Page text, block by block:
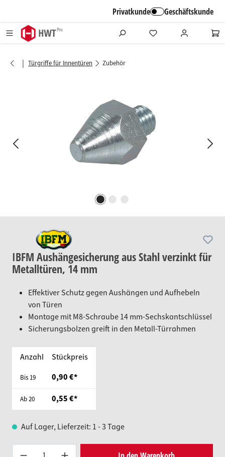
Privatkunde Geschäftskunde
| Türgriffe für Innentüren Zubehör
IBFM Aushängesicherung aus Stahl verzinkt für
Metalltüren, 14 mm
Effektiver Schutz gegen Aushängen und Aufhebeln
von Türen
Montage mit M8-Schraube 14 mm-Sechskantschlüssel
Sicherungsbolzen greift in den Metall-Türrahmen
Anzahl Stückpreis
Bis 19 0,90 €*
Ab20 0,55 €*
Auf Lager, Lieferzeit: 1 - 3 Tage
Produkt Anzahl: Gib den